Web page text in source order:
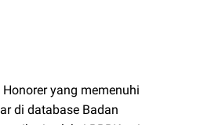
yang memenuhi
di database Badan